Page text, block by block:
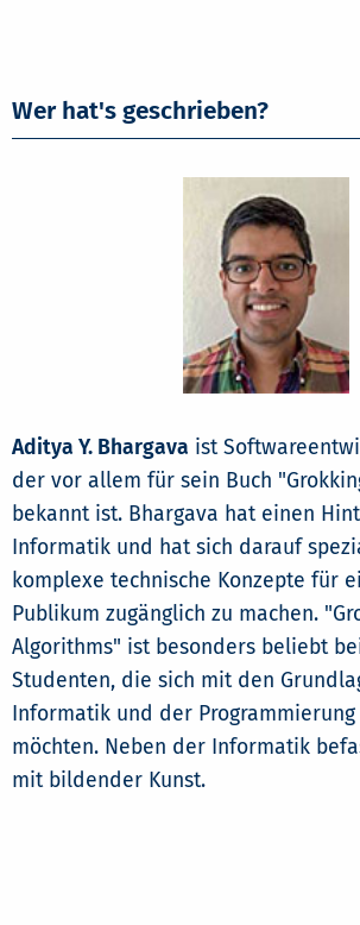
Wer hat's geschrieben?
Aditya Y. Bhargava ist
der vor allem für sein Buch
bekannt ist. Bhargava hat einen
Informatik und hat sich darauf
komplexe technische Konzepte für
Publikum zugänglich zu machen.
Algorithms" ist besonders beliebt
Studenten, die sich mit den
Informatik und der
möchten. Neben der Informatik
mit bildender Kunst.